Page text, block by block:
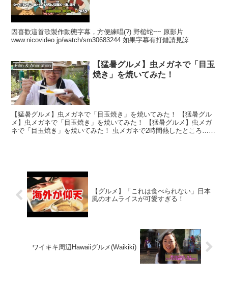
因喜歡這首歌製作動態字幕，方便練唱(?) 野槌蛇~~ 原影片
www.nicovideo.jp/watch/sm30683244 如果字幕有打錯請見諒
Film & Animation
【猛暑グルメ】虫メガネで「目玉
焼き」を焼いてみた！
【猛暑グルメ】虫メガネで「目玉焼き」を焼いてみた！ 【猛暑グル
メ】虫メガネで「目玉焼き」を焼いてみた！ 【猛暑グルメ】虫メガ
ネで「目玉焼き」を焼いてみた！ 虫メガネで2時間熱したところ……
【グルメ】「これは食べられない」日本
風のオムライスが可愛すぎる！
ワイキキ周辺Hawaiiグルメ(Waikiki)